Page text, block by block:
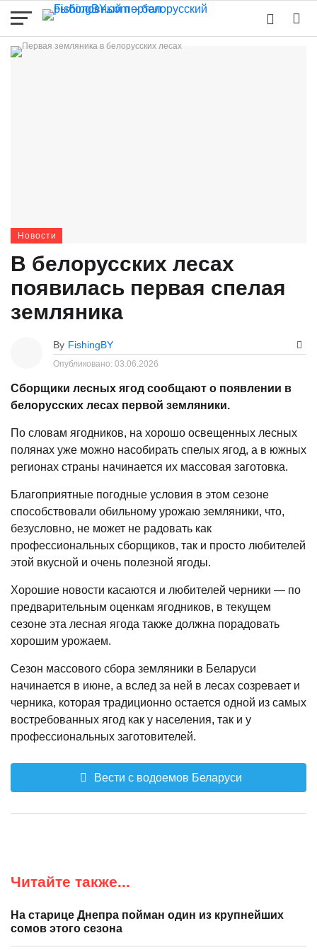
Новости
В белорусских лесах
появилась первая спелая
земляника
By FishingBY
Опубликовано: 03.06.2026
Сборщики лесных ягод сообщают о появлении в
белорусских лесах первой земляники.
По словам ягодников, на хорошо освещенных лесных
полянах уже можно насобирать спелых ягод, а в южных
регионах страны начинается их массовая заготовка.
Благоприятные погодные условия в этом сезоне
способствовали обильному урожаю земляники, что,
безусловно, не может не радовать как
профессиональных сборщиков, так и просто любителей
этой вкусной и очень полезной ягоды.
Хорошие новости касаются и любителей черники — по
предварительным оценкам ягодников, в текущем
сезоне эта лесная ягода также должна порадовать
хорошим урожаем.
Сезон массового сбора земляники в Беларуси
начинается в июне, а вслед за ней в лесах созревает и
черника, которая традиционно остается одной из самых
востребованных ягод как у населения, так и у
профессиональных заготовителей.
Вести с водоемов Беларуси
Читайте также...
На старице Днепра пойман один из крупнейших
сомов этого сезона